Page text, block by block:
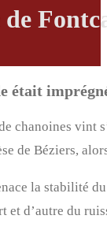
chanoines vint
de Béziers,
la stabilité
et d’autre du